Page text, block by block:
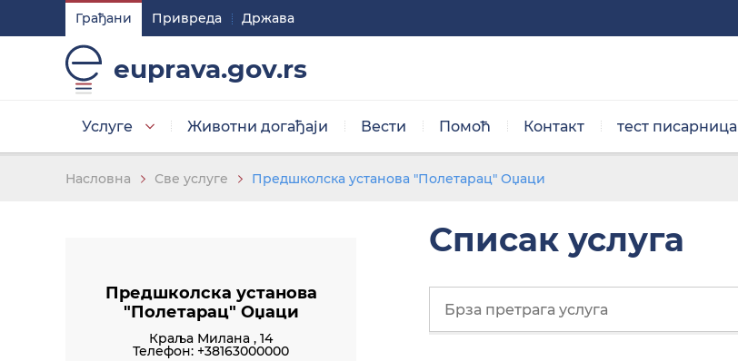
Грађани Привреда Држава
euprava.gov.rs
Услуге Животни догађаји Вести Помоћ Контакт тест писарница
Подешавaња
Изаберите стил приказа слова
Основна тема Црно/бела тема
Насловна Све услуге Предшколска установа "Полетарац" Оџаци
Предшколска установа
"Полетарац" Оџаци
Краља Милана , 14
Телефон: +38163000000
Списак услуга